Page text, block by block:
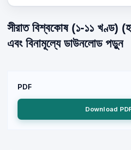
সীরাত বিশ্বকোষ (১-১১ খণ্ড)
এবং বিনামূল্যে ডাউনলোড পড়ুন
PDF
Download